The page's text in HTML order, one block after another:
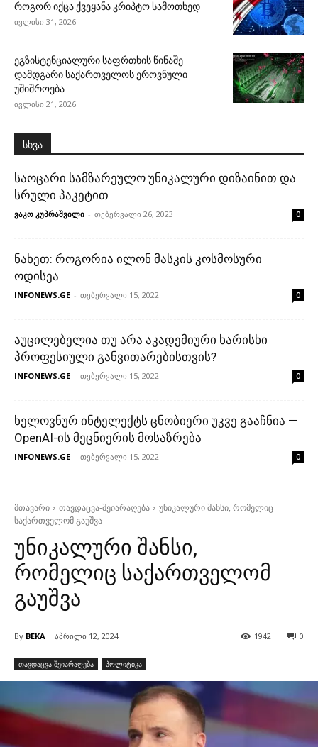
როგორ იქცა ქვეყანა კრიპტო სამოთხედ
ივლისი 31, 2026
ეგზისტენციალური საფრთხის წინაშე
დამდგარი საქართველოს ეროვნული
უშიშროება
ივლისი 21, 2026
სხვა
საოცარი სამზარეულო უნიკალური დიზაინით და
სრული პაკეტით
ვაკო კუპრაშვილი - თებერვალი 26, 2023 0
ნახეთ: როგორია ილონ მასკის კოსმოსური
ოდისეა
INFONEWS.GE - თებერვალი 15, 2022 0
აუცილებელია თუ არა აკადემიური ხარისხი
პროფესიული განვითარებისთვის?
INFONEWS.GE - თებერვალი 15, 2022 0
ხელოვნურ ინტელექტს ცნობიერი უკვე გააჩნია —
OpenAI-ის მეცნიერის მოსაზრება
INFONEWS.GE - თებერვალი 15, 2022 0